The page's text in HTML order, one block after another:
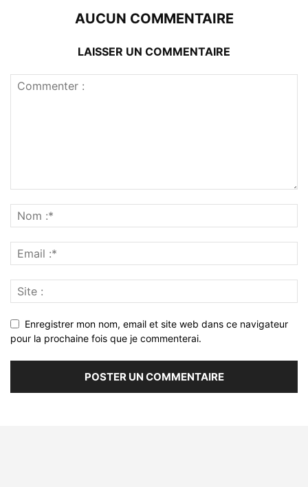
AUCUN COMMENTAIRE
LAISSER UN COMMENTAIRE
Enregistrer mon nom, email et site web dans ce navigateur
pour la prochaine fois que je commenterai.